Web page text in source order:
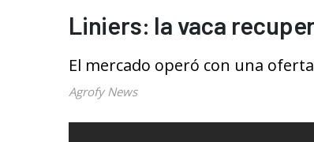
Liniers: la vaca
El mercado operó con una
Agrofy News